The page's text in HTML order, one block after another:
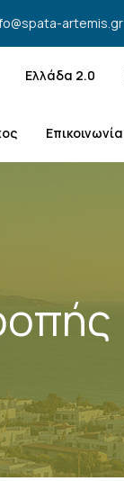
artemis.gr
Ελλάδα 2.0
Επικοινωνία